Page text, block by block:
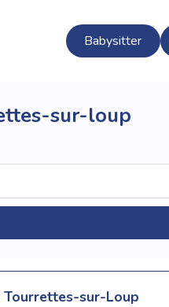
Babysitter
sur-loup
sur-Loup